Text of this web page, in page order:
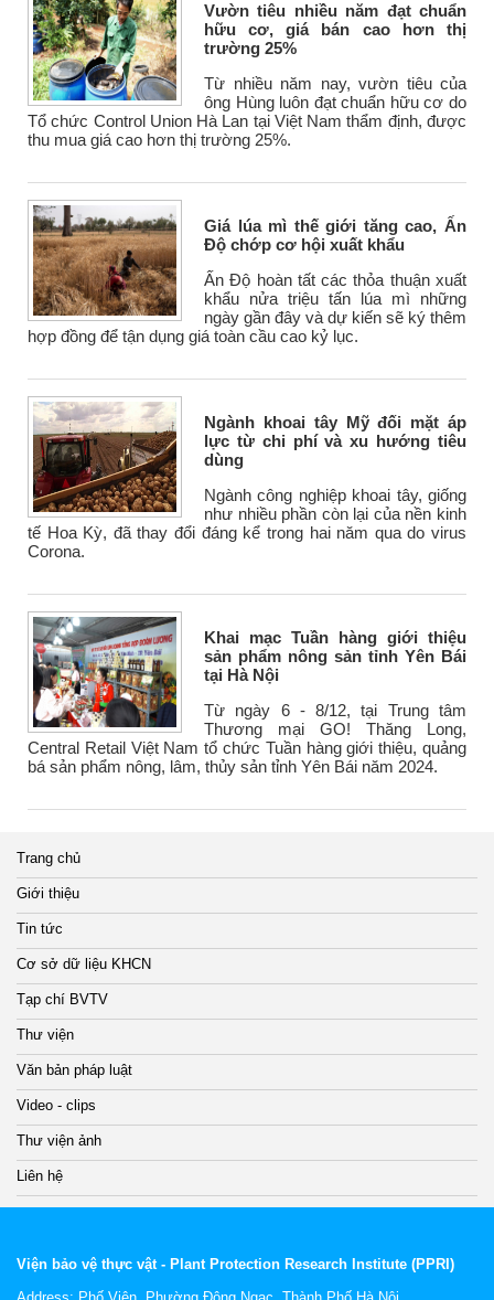
Vườn tiêu nhiều năm đạt chuẩn
hữu cơ, giá bán cao hơn thị
trường 25%
Từ nhiều năm nay, vườn tiêu của
ông Hùng luôn đạt chuẩn hữu cơ do
Tổ chức Control Union Hà Lan tại Việt Nam thẩm định, được
thu mua giá cao hơn thị trường 25%.
Giá lúa mì thế giới tăng cao, Ấn
Độ chớp cơ hội xuất khẩu
Ấn Độ hoàn tất các thỏa thuận xuất
khẩu nửa triệu tấn lúa mì những
ngày gần đây và dự kiến sẽ ký thêm
hợp đồng để tận dụng giá toàn cầu cao kỷ lục.
Ngành khoai tây Mỹ đối mặt áp
lực từ chi phí và xu hướng tiêu
dùng
Ngành công nghiệp khoai tây, giống
như nhiều phần còn lại của nền kinh
tế Hoa Kỳ, đã thay đổi đáng kể trong hai năm qua do virus
Corona.
Khai mạc Tuần hàng giới thiệu
sản phẩm nông sản tỉnh Yên Bái
tại Hà Nội
Từ ngày 6 - 8/12, tại Trung tâm
Thương mại GO! Thăng Long,
Central Retail Việt Nam tổ chức Tuần hàng giới thiệu, quảng
bá sản phẩm nông, lâm, thủy sản tỉnh Yên Bái năm 2024.
Trang chủ
Giới thiệu
Tin tức
Cơ sở dữ liệu KHCN
Tạp chí BVTV
Thư viện
Văn bản pháp luật
Video - clips
Thư viện ảnh
Liên hệ
Viện bảo vệ thực vật - Plant Protection Research Institute (PPRI)